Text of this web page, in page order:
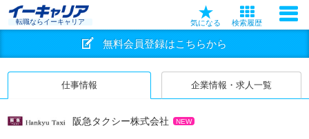
転職ならイーキャリア 気になる 検索履歴
無料会員登録はこちらから
仕事情報 企業情報・求人一覧
阪急タクシー株式会社 NEW